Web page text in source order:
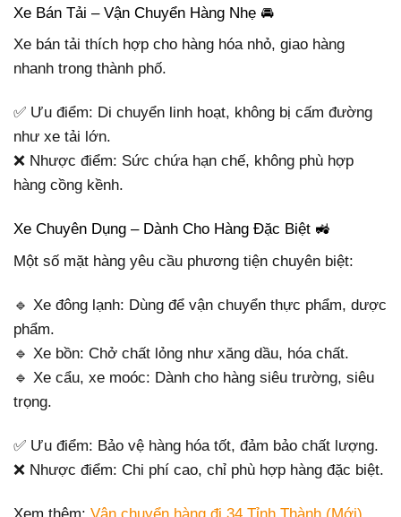
Xe Bán Tải – Vận Chuyển Hàng Nhẹ 🚘
Xe bán tải thích hợp cho hàng hóa nhỏ, giao hàng
nhanh trong thành phố.
✅ Ưu điểm: Di chuyển linh hoạt, không bị cấm đường
như xe tải lớn.
❌ Nhược điểm: Sức chứa hạn chế, không phù hợp
hàng cồng kềnh.
Xe Chuyên Dụng – Dành Cho Hàng Đặc Biệt 🚜
Một số mặt hàng yêu cầu phương tiện chuyên biệt:
🔹 Xe đông lạnh: Dùng để vận chuyển thực phẩm, dược
phẩm.
🔹 Xe bồn: Chở chất lỏng như xăng dầu, hóa chất.
🔹 Xe cẩu, xe moóc: Dành cho hàng siêu trường, siêu
trọng.
✅ Ưu điểm: Bảo vệ hàng hóa tốt, đảm bảo chất lượng.
❌ Nhược điểm: Chi phí cao, chỉ phù hợp hàng đặc biệt.